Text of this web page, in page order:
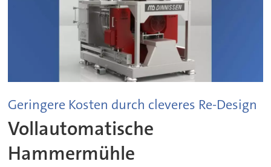
Geringere Kosten durch cleveres Re-Design
Vollautomatische
Hammermühle